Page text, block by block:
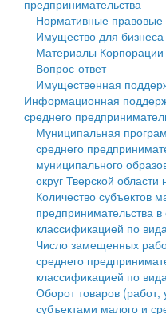
Государственные услуги
Промышленность и АПК
Экономика и бизнес
...
Символика
Устав
Гостям округа
Туризм
Культура
Образование
Здравоохранение
Социальная защита
Фотоальбом
муниципального округа
Администрация
Тверской области
Управление сельскими
Открытые данные
Работа с обращениями
Муниципальный
Муниципальные услуги
Проекты
Финансовое управление
Бюджет для граждан
Имущество
Выявление
объектов недвижимости
Имущественная
среднего
Информационная
среднего
предпринимательства
Нормативные правовые
Имущество для бизнеса
Материалы
Вопрос-ответ
Имущественная
Информационная
среднего
Муниципальная
среднего
муниципального
округ Тверской
Количество субъектов
предпринимательства в
классификацией по
Число замещенных
среднего
классификацией по
Оборот товаров (работ,
субъектами малого и